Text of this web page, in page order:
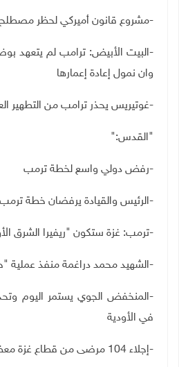
-مشروع قانون أميركي لحظر مصطلح
-البيت الأبيض: ترامب لم يتعهد
وان نمول إعادة إعمارها
-غوتيريس يحذر ترامب من التطهير
"القدس":
-رفض دولي واسع لخطة ترمب
-الرئيس والقيادة يرفضان خطة ترمب
-ترمب: غزة ستكون "ريفيرا الشرق
-الشهيد محمد دراغمة منفذ عملية
-المنخفض الجوي يستمر اليوم
في الأودية
-إجلاء 104 مرضى من قطاع غزة معظمهم من الأطفال